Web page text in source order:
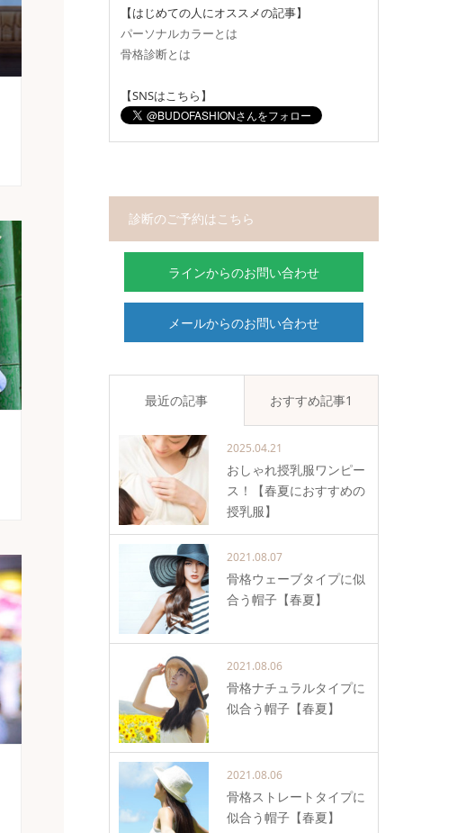
【はじめての人にオススメの記事】
パーソナルカラーとは
骨格診断とは
【SNSはこちら】
診断のご予約はこちら
ラインからのお問い合わせ
メールからのお問い合わせ
最近の記事 おすすめ記事1
2025.04.21
おしゃれ授乳服ワンピー
ス！【春夏におすすめの
授乳服】
2021.08.07
骨格ウェーブタイプに似
合う帽子【春夏】
2021.08.06
骨格ナチュラルタイプに
似合う帽子【春夏】
2021.08.06
骨格ストレートタイプに
似合う帽子【春夏】